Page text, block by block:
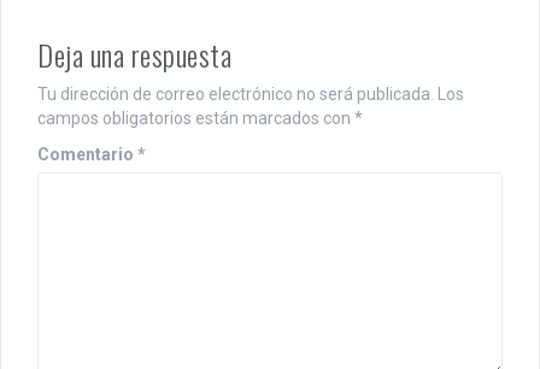
n
a
v
i
Deja una respuesta
Tu dirección de correo electrónico no será publicada. Los
campos obligatorios están marcados con *
Comentario *